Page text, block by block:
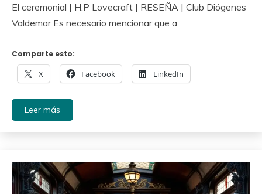
El ceremonial | H.P Lovecraft | RESEÑA | Club Diógenes
Valdemar Es necesario mencionar que a
Comparte esto:
X Facebook LinkedIn
Leer más